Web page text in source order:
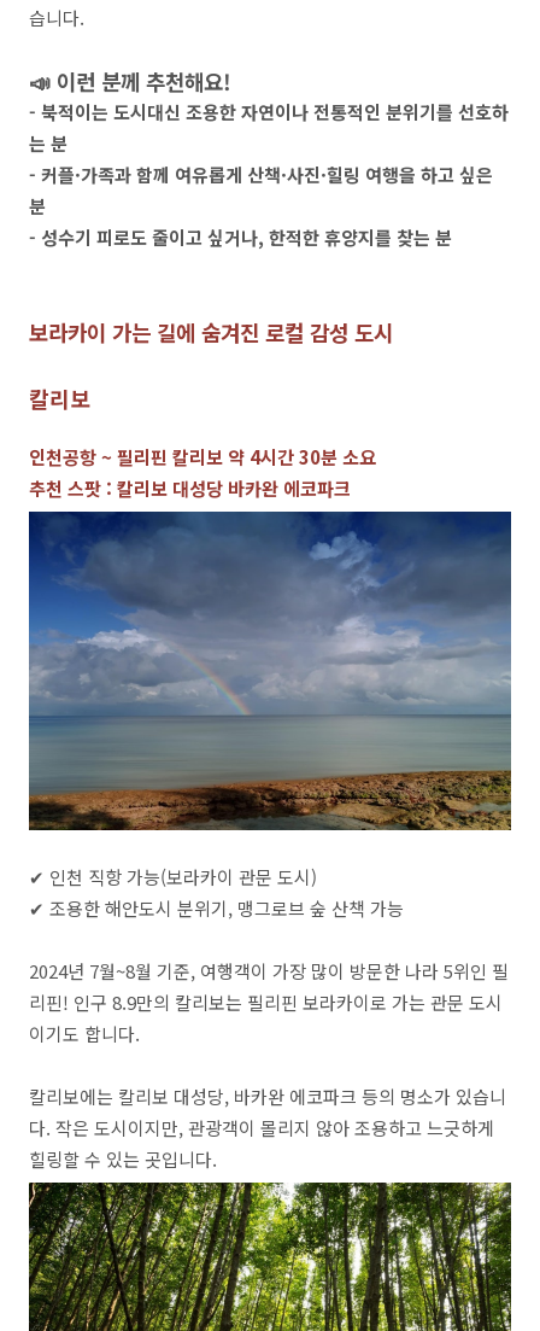
습니다.
📣 이런 분께 추천해요!
- 북적이는 도시대신 조용한 자연이나 전통적인 분위기를 선호하
는 분
- 커플·가족과 함께 여유롭게 산책·사진·힐링 여행을 하고 싶은
분
- 성수기 피로도 줄이고 싶거나, 한적한 휴양지를 찾는 분
보라카이 가는 길에 숨겨진 로컬 감성 도시
칼리보
인천공항 ~ 필리핀 칼리보 약 4시간 30분 소요
추천 스팟 : 칼리보 대성당 바카완 에코파크
✔ 인천 직항 가능(보라카이 관문 도시)
✔ 조용한 해안도시 분위기, 맹그로브 숲 산책 가능
2024년 7월~8월 기준, 여행객이 가장 많이 방문한 나라 5위인 필
리핀! 인구 8.9만의 칼리보는 필리핀 보라카이로 가는 관문 도시
이기도 합니다.
칼리보에는 칼리보 대성당, 바카완 에코파크 등의 명소가 있습니
다. 작은 도시이지만, 관광객이 몰리지 않아 조용하고 느긋하게
힐링할 수 있는 곳입니다.